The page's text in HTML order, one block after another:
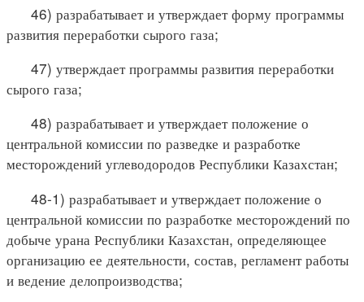
46) разрабатывает и утверждает форму программы
развития переработки сырого газа;
47) утверждает программы развития переработки
сырого газа;
48) разрабатывает и утверждает положение о
центральной комиссии по разведке и разработке
месторождений углеводородов Республики Казахстан;
48-1) разрабатывает и утверждает положение о
центральной комиссии по разработке месторождений по
добыче урана Республики Казахстан, определяющее
организацию ее деятельности, состав, регламент работы
и ведение делопроизводства;